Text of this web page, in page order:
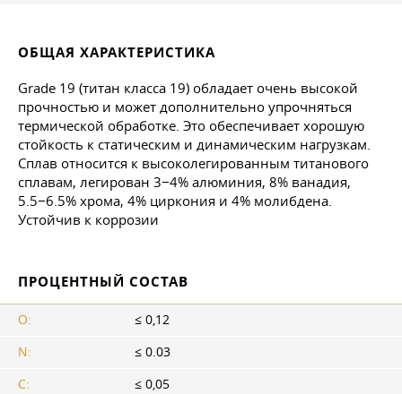
ОБЩАЯ ХАРАКТЕРИСТИКА
Grade 19 (титан класса 19) обладает очень высокой
прочностью и может дополнительно упрочняться
термической обработке. Это обеспечивает хорошую
стойкость к статическим и динамическим нагрузкам.
Сплав относится к высоколегированным титанового
сплавам, легирован 3−4% алюминия, 8% ванадия,
5.5−6.5% хрома, 4% циркония и 4% молибдена.
Устойчив к коррозии
ПРОЦЕНТНЫЙ СОСТАВ
O:
≤ 0,12
N:
≤ 0.03
C:
≤ 0,05